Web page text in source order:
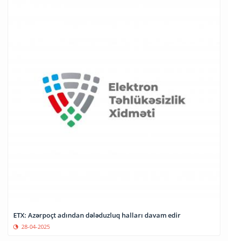
ETX: Azərpoçt adından dələduzluq halları davam edir
28-04-2025